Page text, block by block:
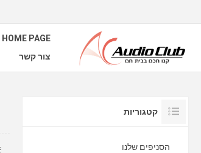
HOME PAGE
צור קשר
קטגוריות
הסניפים שלנו